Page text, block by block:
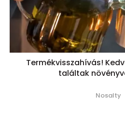
Termékvisszahívás!
találtak
Nosalty